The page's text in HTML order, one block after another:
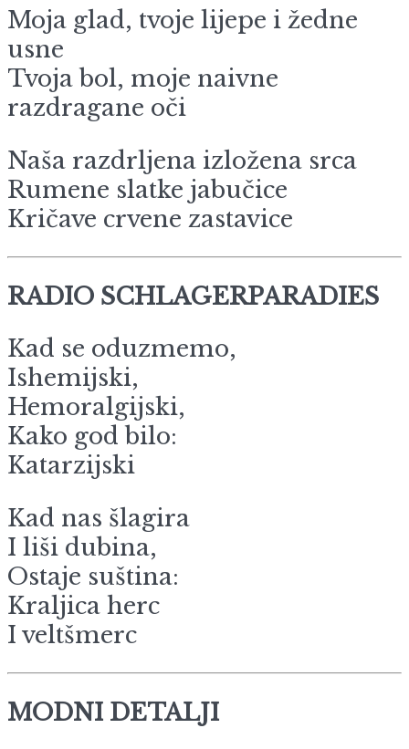
Moja glad, tvoje lijepe i žedne
usne
Tvoja bol, moje naivne
razdragane oči
Naša razdrljena izložena srca
Rumene slatke jabučice
Kričave crvene zastavice
RADIO SCHLAGERPARADIES
Kad se oduzmemo,
Ishemijski,
Hemoralgijski,
Kako god bilo:
Katarzijski
Kad nas šlagira
I liši dubina,
Ostaje suština:
Kraljica herc
I veltšmerc
MODNI DETALJI